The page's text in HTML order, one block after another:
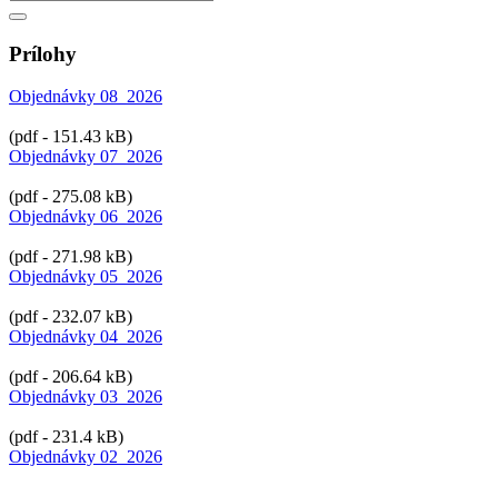
Prílohy
Objednávky 08_2026
(pdf - 151.43 kB)
Objednávky 07_2026
(pdf - 275.08 kB)
Objednávky 06_2026
(pdf - 271.98 kB)
Objednávky 05_2026
(pdf - 232.07 kB)
Objednávky 04_2026
(pdf - 206.64 kB)
Objednávky 03_2026
(pdf - 231.4 kB)
Objednávky 02_2026